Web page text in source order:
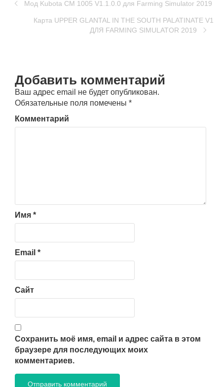
Мод Kubota CM 1005 V1.1.0.0 для Farming Simulator 2019
Карта UPPER GLANTAL IN THE SOUTH PALATINATE V1
ДЛЯ FARMING SIMULATOR 2019
Добавить комментарий
Ваш адрес email не будет опубликован.
Обязательные поля помечены *
Комментарий
Имя *
Email *
Сайт
Сохранить моё имя, email и адрес сайта в этом
браузере для последующих моих
комментариев.